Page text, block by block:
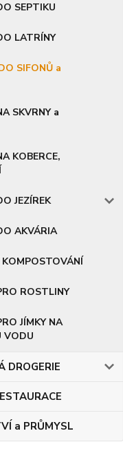
SEPTIKU
LATRÍNY
SIFONŮ a
SKVRNY a
KOBERCE,
JEZÍREK
AKVÁRIA
KOMPOSTOVÁNÍ
ROSTLINY
JÍMKY NA
VODU
DROGERIE
a PRŮMYSL